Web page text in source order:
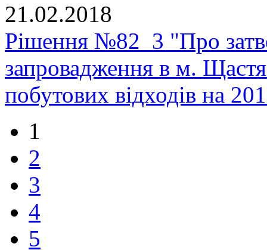
21.02.2018
Рішення №82_3 "Про
запровадження в м.
побутових відходів на
1
2
3
4
5